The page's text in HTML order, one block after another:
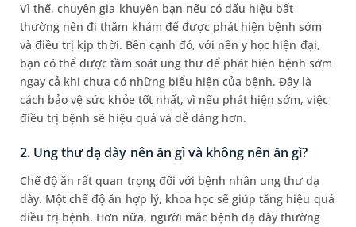
Vì thế, chuyên gia khuyên bạn nếu có dấu hiệu bất
thường nên đi thăm khám để được phát hiện bệnh sớm
và điều trị kịp thời. Bên cạnh đó, với nền y học hiện đại,
bạn có thể được tầm soát ung thư để phát hiện bệnh sớm
ngay cả khi chưa có những biểu hiện của bệnh. Đây là
cách bảo vệ sức khỏe tốt nhất, vì nếu phát hiện sớm, việc
điều trị bệnh sẽ hiệu quả và dễ dàng hơn.
2. Ung thư dạ dày nên ăn gì và không nên ăn gì?
Chế độ ăn rất quan trọng đối với bệnh nhân ung thư dạ
dày. Một chế độ ăn hợp lý, khoa học sẽ giúp tăng hiệu quả
điều trị bệnh. Hơn nữa, người mắc bệnh dạ dày thường